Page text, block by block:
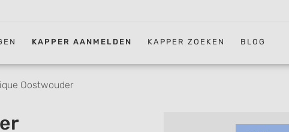
KAPPER AANMELDEN KAPPER ZOEKEN BLOG
Oostwouder